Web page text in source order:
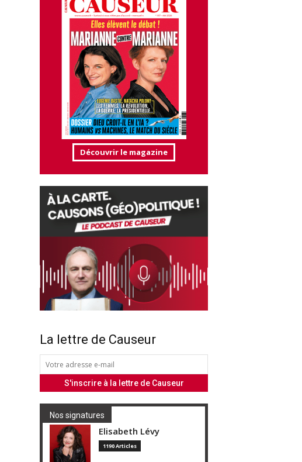
Découvrir le magazine
La lettre de Causeur
Nos signatures
Elisabeth Lévy
1190 Articles